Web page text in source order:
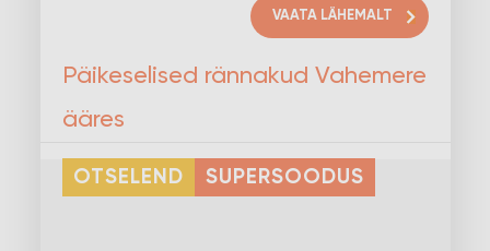
VAATA LÄHEMALT
Päikeselised rännakud Vahemere
ääres
OTSELEND SUPERSOODUS